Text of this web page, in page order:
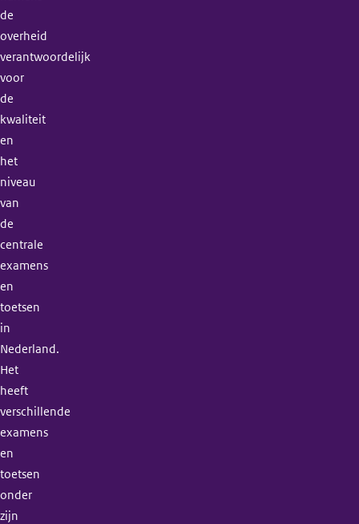
de
overheid
verantwoordelijk
voor
de
kwaliteit
en
het
niveau
van
de
centrale
examens
en
toetsen
in
Nederland.
Het
heeft
verschillende
examens
en
toetsen
onder
zijn